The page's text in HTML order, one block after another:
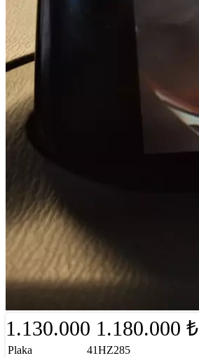
1.130.000 1.180.000 ₺
Plaka
41HZ285